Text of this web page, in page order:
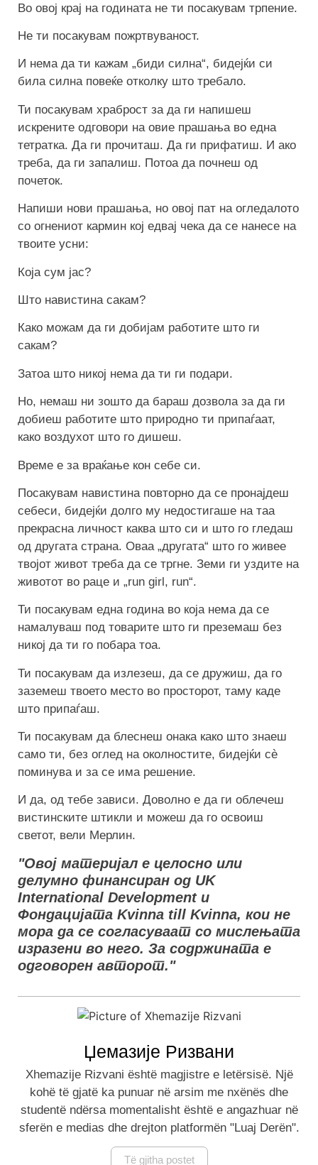
Во овој крај на годината не ти посакувам трпение.
Не ти посакувам пожртвуваност.
И нема да ти кажам „биди силна“, бидејќи си
била силна повеќе отколку што требало.
Ти посакувам храброст за да ги напишеш
искрените одговори на овие прашања во една
тетратка. Да ги прочиташ. Да ги прифатиш. И ако
треба, да ги запалиш. Потоа да почнеш од
почеток.
Напиши нови прашања, но овој пат на огледалото
со огнениот кармин кој едвај чека да се нанесе на
твоите усни:
Која сум јас?
Што навистина сакам?
Како можам да ги добијам работите што ги
сакам?
Затоа што никој нема да ти ги подари.
Но, немаш ни зошто да бараш дозвола за да ги
добиеш работите што природно ти припаѓаат,
како воздухот што го дишеш.
Време е за враќање кон себе си.
Посакувам навистина повторно да се пронајдеш
себеси, бидејќи долго му недостигаше на таа
прекрасна личност каква што си и што го гледаш
од другата страна. Оваа „другата“ што го живее
твојот живот треба да се тргне. Земи ги уздите на
животот во раце и „run girl, run“.
Ти посакувам една година во која нема да се
намалуваш под товарите што ги преземаш без
никој да ти го побара тоа.
Ти посакувам да излезеш, да се дружиш, да го
заземеш твоето место во просторот, таму каде
што припаѓаш.
Ти посакувам да блеснеш онака како што знаеш
само ти, без оглед на околностите, бидејќи сè
поминува и за се има решение.
И да, од тебе зависи. Доволно е да ги облечеш
вистинските штикли и можеш да го освоиш
светот, вели Мерлин.
"Овој материјал е целосно или
делумно финансиран од UK
International Development и
Фондацијата Kvinna till Kvinna, кои не
мора да се согласуваат со мислењата
изразени во него. За содржината е
одговорен авторот."
Џемазије Ризвани
Xhemazije Rizvani është magjistre e letërsisë. Një
kohë të gjatë ka punuar në arsim me nxënës dhe
studentë ndërsa momentalisht është e angazhuar në
sferën e medias dhe drejton platformën "Luaj Derën".
Të gjitha postet